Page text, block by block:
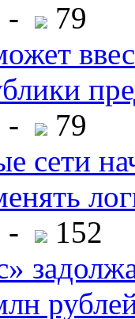
-
79
-
79
сети
-
152